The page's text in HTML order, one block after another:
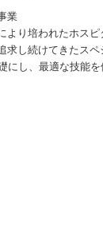
業
より培われたホスピ
し続けてきたスペ
にし、最適な技能